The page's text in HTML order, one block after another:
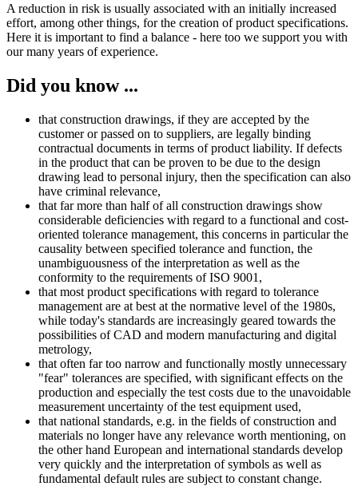
A reduction in risk is usually associated with an initially increased
effort, among other things, for the creation of product specifications.
Here it is important to find a balance - here too we support you with
our many years of experience.
Did you know ...
that construction drawings, if they are accepted by the
customer or passed on to suppliers, are legally binding
contractual documents in terms of product liability. If defects
in the product that can be proven to be due to the design
drawing lead to personal injury, then the specification can also
have criminal relevance,
that far more than half of all construction drawings show
considerable deficiencies with regard to a functional and cost-
oriented tolerance management, this concerns in particular the
causality between specified tolerance and function, the
unambiguousness of the interpretation as well as the
conformity to the requirements of ISO 9001,
that most product specifications with regard to tolerance
management are at best at the normative level of the 1980s,
while today's standards are increasingly geared towards the
possibilities of CAD and modern manufacturing and digital
metrology,
that often far too narrow and functionally mostly unnecessary
"fear" tolerances are specified, with significant effects on the
production and especially the test costs due to the unavoidable
measurement uncertainty of the test equipment used,
that national standards, e.g. in the fields of construction and
materials no longer have any relevance worth mentioning, on
the other hand European and international standards develop
very quickly and the interpretation of symbols as well as
fundamental default rules are subject to constant change.